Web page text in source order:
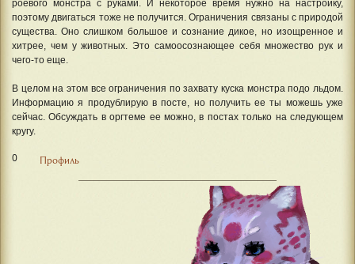
роевого монстра с руками. И некоторое время нужно на настройку,
поэтому двигаться тоже не получится. Ограничения связаны с природой
существа. Оно слишком большое и сознание дикое, но изощренное и
хитрее, чем у животных. Это самоосознающее себя множество рук и
чего-то еще.
В целом на этом все ограничения по захвату куска монстра подо льдом.
Информацию я продублирую в посте, но получить ее ты можешь уже
сейчас. Обсуждать в оргтеме ее можно, в постах только на следующем
кругу.
0 Профиль